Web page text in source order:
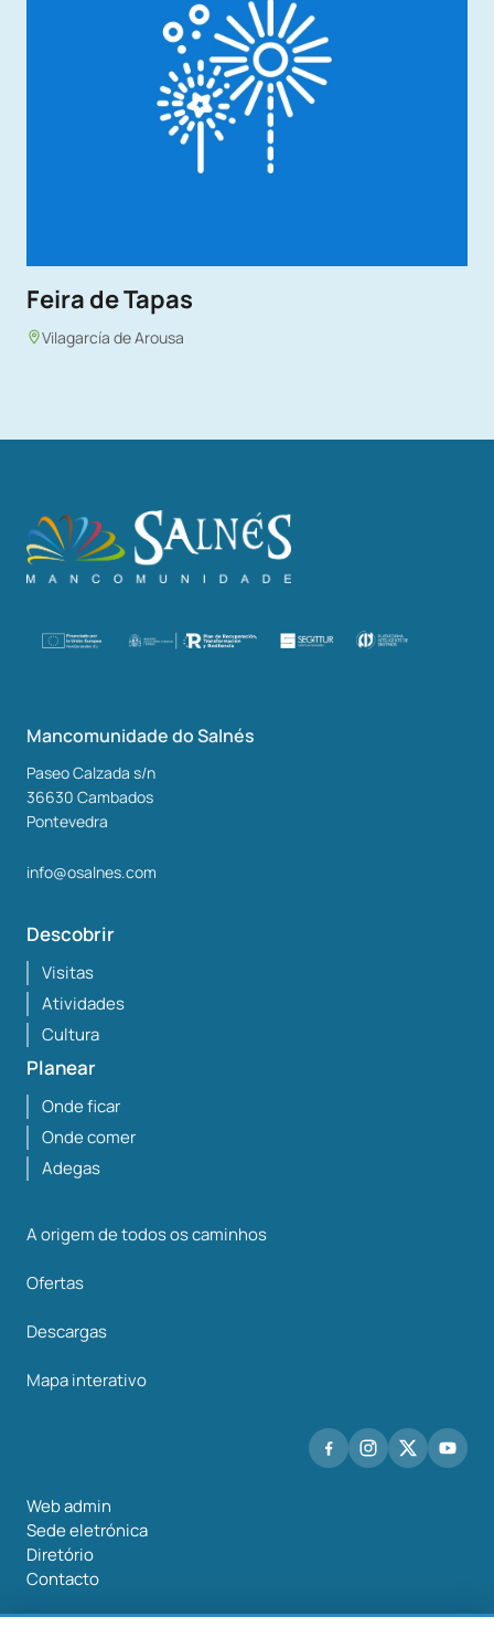
Feira de Tapas
Vilagarcía de Arousa
Mancomunidade do Salnés
Paseo Calzada s/n
36630 Cambados
Pontevedra
info@osalnes.com
Descobrir
Visitas
Atividades
Cultura
Planear
Onde ficar
Onde comer
Adegas
A origem de todos os caminhos
Ofertas
Descargas
Mapa interativo
Web admin
Sede eletrónica
Diretório
Contacto